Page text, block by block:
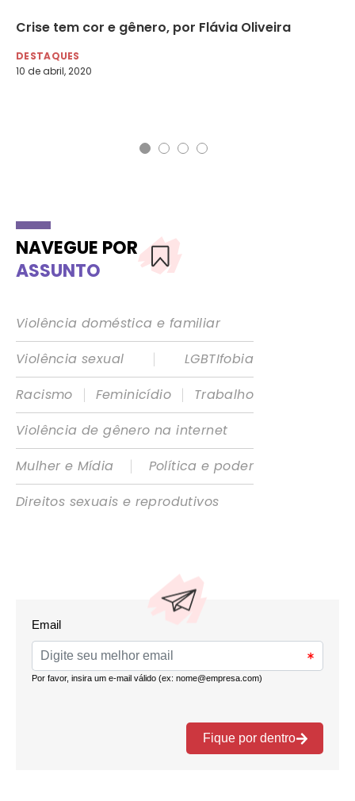
Crise tem cor e gênero, por Flávia Oliveira
DESTAQUES
10 de abril, 2020
NAVEGUE POR
ASSUNTO
Violência doméstica e familiar
Violência sexual
|
LGBTIfobia
Racismo
| Feminicídio |
Trabalho
Violência de gênero na internet
Mulher e Mídia
|
Política e poder
Direitos sexuais e reprodutivos